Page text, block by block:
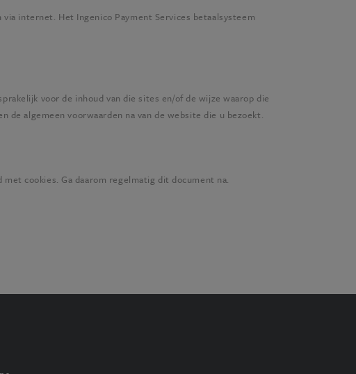
internet. Het Ingenico Payment Services betaalsysteem
voor de inhoud van die sites en/of de wijze waarop die
algemeen voorwaarden na van de website die u bezoekt.
cookies. Ga daarom regelmatig dit document na.